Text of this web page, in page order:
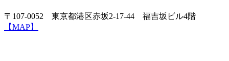
〒107-0052 東京都港区赤坂2-17-44 福吉坂ビル4階
【MAP】